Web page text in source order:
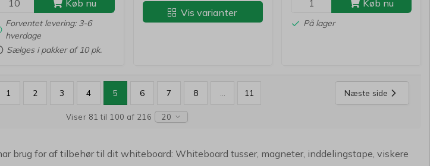
Køb nu
Forventet levering: 3-6
hverdage
Sælges i pakker af 10 pk.
Vis varianter
Køb nu
På lager
1 2 3 4 5 6 7 8 11 Næste side
Viser 81 til 100 af 216 20
brug for af tilbehør til dit whiteboard: Whiteboard tusser, magneter, inddelingstape, viskere